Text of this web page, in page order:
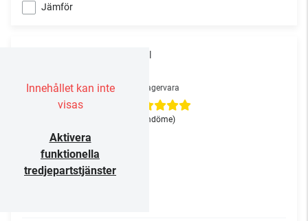
Jämför
Innehållet kan inte
visas
Aktivera
funktionella
tredjepartstjänster
Lagervara
omdöme)